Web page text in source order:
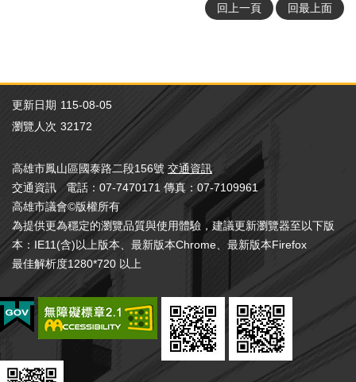
回上一頁 回最上面
更新日期 115-08-05
瀏覽人次 32172
高雄市鳳山區國泰路二段156號 交通資訊
交通資訊 電話：07-7470171 傳真：07-7109961
高雄市議會©版權所有
為提供更為穩定的瀏覽品質與使用體驗，建議更新瀏覽器至以下版
本：IE11(含)以上版本、最新版本Chrome、最新版本Firefox
最佳解析度1280*720 以上